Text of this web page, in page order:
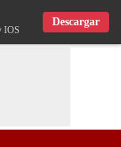
IOS
Descargar